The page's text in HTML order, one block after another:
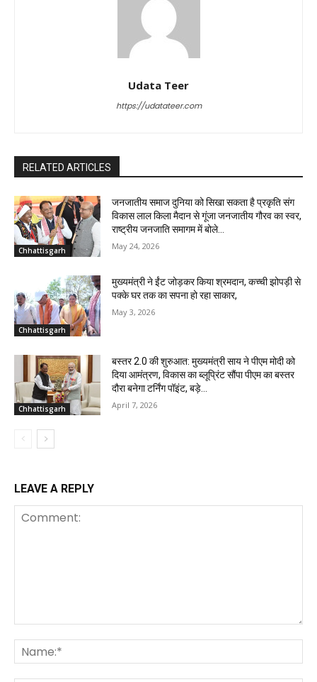
Udata Teer
https://udatateer.com
RELATED ARTICLES
Chhattisgarh
जनजातीय समाज दुनिया को सिखा सकता है प्रकृति संग
विकास लाल किला मैदान से गूंजा जनजातीय गौरव का स्वर,
राष्ट्रीय जनजाति समागम में बोले...
May 24, 2026
Chhattisgarh
मुख्यमंत्री ने ईंट जोड़कर किया श्रमदान, कच्ची झोपड़ी से
पक्के घर तक का सपना हो रहा साकार,
May 3, 2026
Chhattisgarh
बस्तर 2.0 की शुरुआत: मुख्यमंत्री साय ने पीएम मोदी को
दिया आमंत्रण, विकास का ब्लूप्रिंट सौंपा पीएम का बस्तर
दौरा बनेगा टर्निंग पॉइंट, बड़े...
April 7, 2026
LEAVE A REPLY